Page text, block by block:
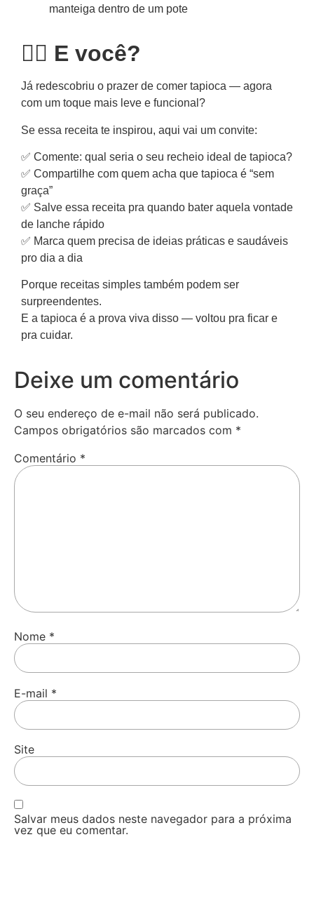
manteiga dentro de um pote
🙋‍♀️ E você?
Já redescobriu o prazer de comer tapioca — agora
com um toque mais leve e funcional?
Se essa receita te inspirou, aqui vai um convite:
✅ Comente: qual seria o seu recheio ideal de tapioca?
✅ Compartilhe com quem acha que tapioca é “sem
graça”
✅ Salve essa receita pra quando bater aquela vontade
de lanche rápido
✅ Marca quem precisa de ideias práticas e saudáveis
pro dia a dia
Porque receitas simples também podem ser
surpreendentes.
E a tapioca é a prova viva disso — voltou pra ficar e
pra cuidar.
Deixe um comentário
O seu endereço de e-mail não será publicado.
Campos obrigatórios são marcados com *
Comentário *
Nome *
E-mail *
Site
Salvar meus dados neste navegador para a próxima
vez que eu comentar.